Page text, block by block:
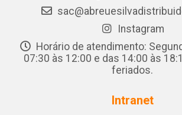
Instagram
Horário de atendimento:
07:30 às 12:00 e das 14:00 às
feriados.
Intranet